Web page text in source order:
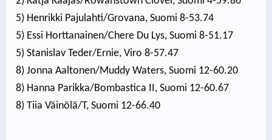
5) Henrikki Pajulahti/Grovana, Suomi 8-53.74
5) Essi Horttanainen/Chere Du Lys, Suomi 8-51.17
5) Stanislav Teder/Ernie, Viro 8-57.47
8) Jonna Aaltonen/Muddy Waters, Suomi 12-60.20
8) Hanna Parikka/Bombastica II, Suomi 12-60.67
8) Tiia Väinölä/T, Suomi 12-66.40